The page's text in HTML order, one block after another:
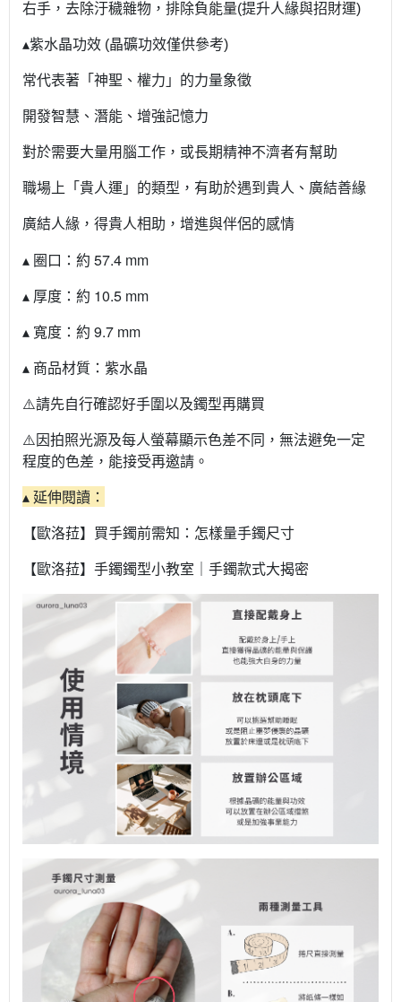
右手，去除汙穢雜物，排除負能量(提升人緣與招財運)
▴紫水晶功效 (晶礦功效僅供參考)
常代表著「神聖、權力」的力量象徵
開發智慧、潛能、增強記憶力
對於需要大量用腦工作，或長期精神不濟者有幫助
職場上「貴人運」的類型，有助於遇到貴人、廣結善緣
廣結人緣，得貴人相助，增進與伴侶的感情
▴ 圈口：約 57.4 mm
▴ 厚度：約 10.5 mm
▴ 寬度：約 9.7 mm
▴ 商品材質：紫水晶
⚠️請先自行確認好手圍以及鐲型再購買
⚠️因拍照光源及每人螢幕顯示色差不同，無法避免一定
程度的色差，能接受再邀請。
▴ 延伸閱讀：
【歐洛菈】買手鐲前需知：怎樣量手鐲尺寸
【歐洛菈】手鐲鐲型小教室｜手鐲款式大揭密